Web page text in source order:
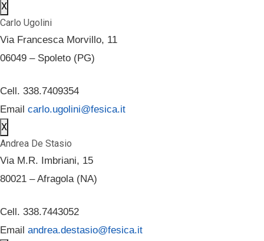
X
Carlo Ugolini
Via Francesca Morvillo, 11
06049 – Spoleto (PG)
Cell. 338.7409354
Email carlo.ugolini@fesica.it
X
Andrea De Stasio
Via M.R. Imbriani, 15
80021 – Afragola (NA)
Cell. 338.7443052
Email andrea.destasio@fesica.it